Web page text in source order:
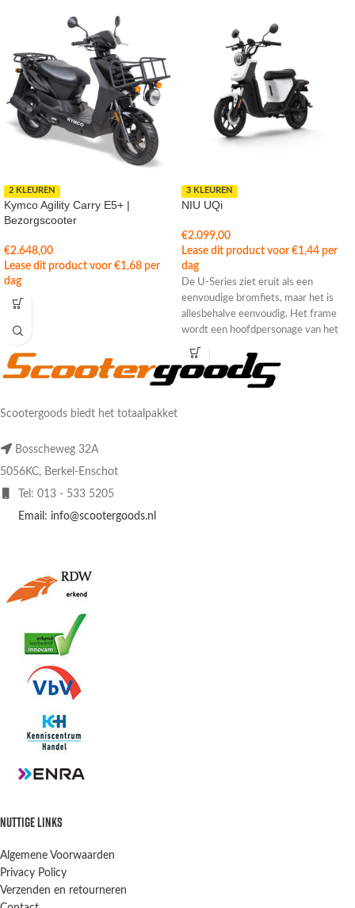
2 KLEUREN
Kymco Agility Carry E5+ |
Bezorgscooter
€2.648,00
Lease dit product voor €1,68 per
dag
3 KLEUREN
NIU UQi
€2.099,00
Lease dit product voor €1,44 per
dag
De U-Series ziet eruit als een
eenvoudige bromfiets, maar het is
allesbehalve eenvoudig. Het frame
wordt een hoofdpersonage van het
Scootergoods biedt het totaalpakket
Bosscheweg 32A
5056KC, Berkel-Enschot
Tel: 013 - 533 5205
Email: info@scootergoods.nl
NUTTIGE LINKS
Algemene Voorwaarden
Privacy Policy
Verzenden en retourneren